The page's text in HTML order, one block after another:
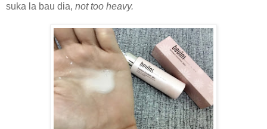
suka la bau dia, not too heavy.